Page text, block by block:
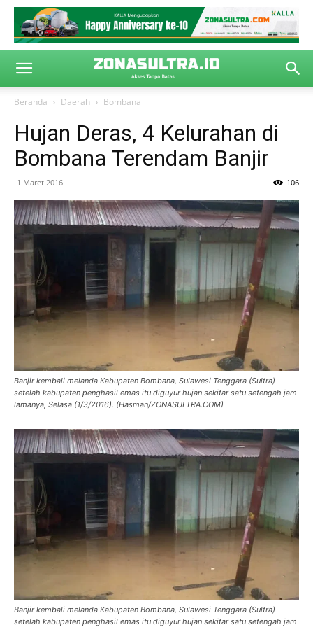
Beranda Daerah Bombana
Hujan Deras, 4 Kelurahan di
Bombana Terendam Banjir
1 Maret 2016 106
Banjir kembali melanda Kabupaten Bombana, Sulawesi Tenggara (Sultra)
setelah kabupaten penghasil emas itu diguyur hujan sekitar satu setengah jam
lamanya, Selasa (1/3/2016). (Hasman/ZONASULTRA.COM)
Banjir kembali melanda Kabupaten Bombana, Sulawesi Tenggara (Sultra)
setelah kabupaten penghasil emas itu diguyur hujan sekitar satu setengah jam